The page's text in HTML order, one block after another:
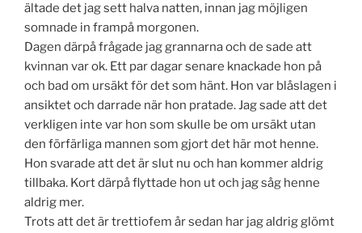
ältade det jag sett halva natten, innan jag möjligen
somnade in frampå morgonen.
Dagen därpå frågade jag grannarna och de sade att
kvinnan var ok. Ett par dagar senare knackade hon på
och bad om ursäkt för det som hänt. Hon var blåslagen i
ansiktet och darrade när hon pratade. Jag sade att det
verkligen inte var hon som skulle be om ursäkt utan
den förfärliga mannen som gjort det här mot henne.
Hon svarade att det är slut nu och han kommer aldrig
tillbaka. Kort därpå flyttade hon ut och jag såg henne
aldrig mer.
Trots att det är trettiofem år sedan har jag aldrig glömt